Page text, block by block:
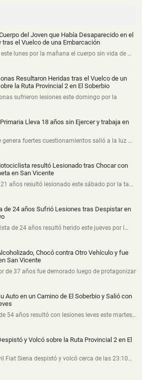
del Joven que Había Desaparecido en el
tras el Vuelco de una Embarcación
lunes por la mañana el cuerpo sin vida de …
Resultaron Heridas tras el Vuelco de un
la Ruta Provincial 2 en El Soberbio
sufrieron lesiones este domingo por la
Lleva 18 años sin Ejercer y trabaja en
genera fuertes cuestionamientos salió a la luz …
resultó Lesionado tras Chocar con
en San Vicente
21 años resultó lesionado este sábado por la ta…
de 24 años Sufrió Lesiones tras Despistar en
de 24 años resultó herido este jueves por l…
Chocó contra Otro Vehículo y fue
San Vicente
de 37 años fue demorado luego de protagonizar
Auto en un Camino de El Soberbio y Salió con
54 años resultó con lesiones leves este martes…
y Volcó sobre la Ruta Provincial 2 en El
Fiat Siena despistó y volcó cerca de las 23:10…